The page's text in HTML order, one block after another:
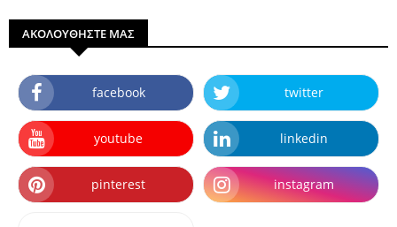
ΑΚΟΛΟΥΘΗΣΤΕ ΜΑΣ
facebook twitter
youtube linkedin
pinterest instagram